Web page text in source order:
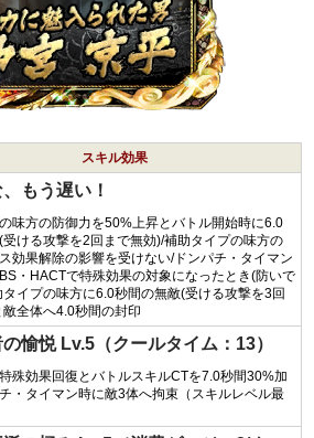
スキル効果
もう遅い！
味方の防御力を50%上昇とバトル開始時に6.0
ける攻撃を2回まで無効)/補助タイプの味方の
効果解除の影響を受けない/ドンパチ・タイマン
・HACTで特殊効果の対象になったとき(防いで
タイプの味方に6.0秒間の無敵(受ける攻撃を3回
敵全体へ4.0秒間の封印
愉悦 Lv.5（クールタイム：13）
殊効果回復とバトルスキルCTを7.0秒間30%加
・タイマン時に敵3体へ拘束（スキルレベル最